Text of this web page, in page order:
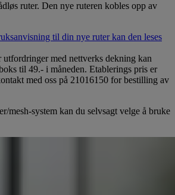
ruter. Den nye ruteren kobles opp av
til din nye ruter kan den leses
utfordringer med nettverks dekning kan
til 49.- i måneden. Etablerings pris er
med oss på 21016150 for bestilling av
mesh-system kan du selvsagt velge å bruke